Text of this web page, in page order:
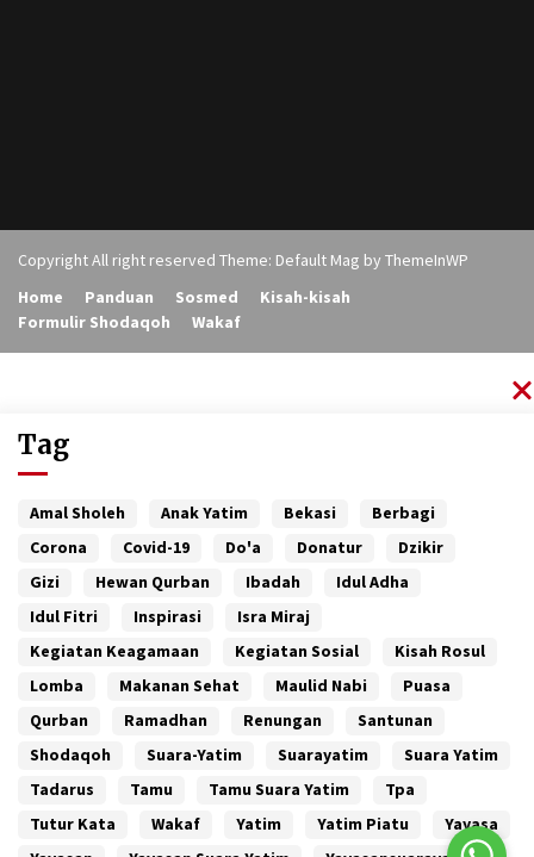
Copyright All right reserved Theme: Default Mag by ThemeInWP
Home
Panduan Sosmed
Kisah-kisah
Formulir Shodaqoh
Wakaf
Tag
Amal Sholeh Anak Yatim Bekasi
Berbagi
Corona
Covid-19 Do'a Donatur
Dzikir
Gizi
Hewan Qurban Ibadah
Idul Adha
Idul Fitri
Inspirasi
Isra Miraj
Kegiatan Keagamaan
Kegiatan Sosial
Kisah Rosul
Lomba
Makanan Sehat Maulid Nabi
Puasa
Qurban
Ramadhan Renungan
Santunan
Shodaqoh
Suara-Yatim Suarayatim
Suara Yatim
Tadarus
Tamu Tamu Suara Yatim
Tpa
Tutur Kata
Wakaf Yatim Yatim Piatu
Yayasa